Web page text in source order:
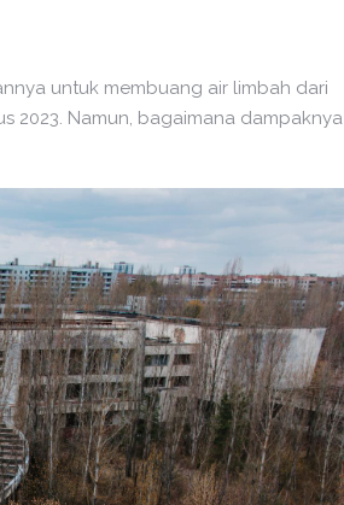
untuk membuang air limbah dari
2023. Namun, bagaimana dampaknya